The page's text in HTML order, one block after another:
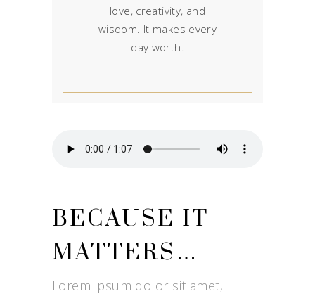
love, creativity, and
wisdom. It makes every
day worth.
BECAUSE IT
MATTERS…
Lorem ipsum dolor sit amet,